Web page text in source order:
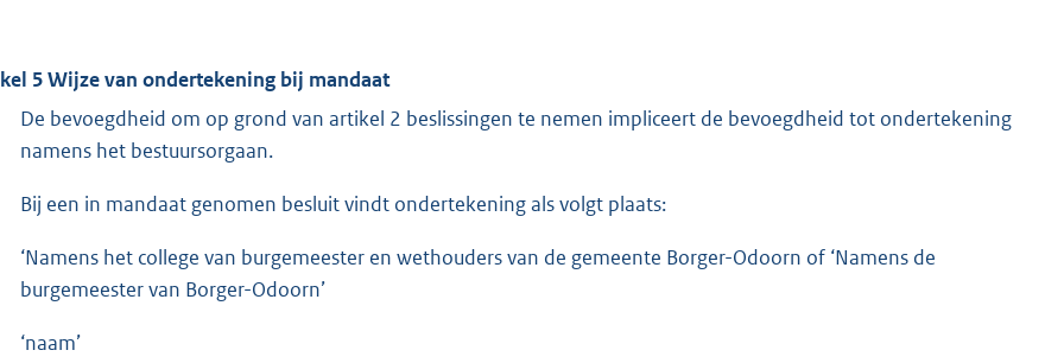
5 Wijze van ondertekening bij mandaat
De bevoegdheid om op grond van artikel 2 beslissingen te nemen impliceert de bevoegdheid tot ondertekening
namens het bestuursorgaan.
Bij een in mandaat genomen besluit vindt ondertekening als volgt plaats:
‘Namens het college van burgemeester en wethouders van de gemeente Borger-Odoorn of ‘Namens de
burgemeester van Borger-Odoorn’
‘naam’